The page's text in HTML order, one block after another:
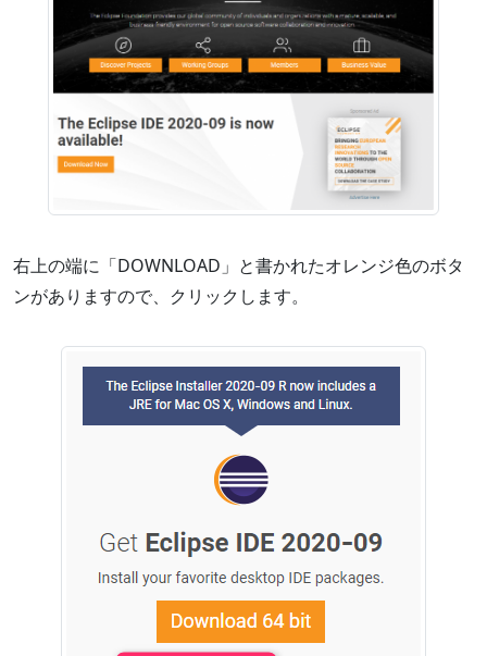
右上の端に「DOWNLOAD」と書かれたオレンジ色のボタ
ンがありますので、クリックします。